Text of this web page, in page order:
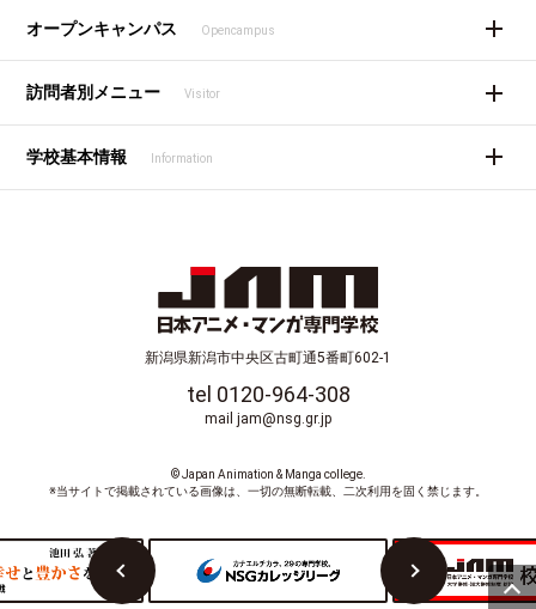
オープンキャンパス Opencampus
訪問者別メニュー Visitor
学校基本情報 Information
新潟県新潟市中央区古町通5番町602-1
tel 0120-964-308
mail jam@nsg.gr.jp
© Japan Animation & Manga college.
※当サイトで掲載されている画像は、一切の無断転載、二次利用を固く禁じます。